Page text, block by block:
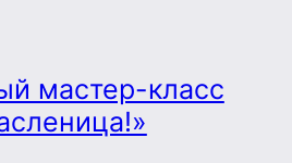
мастер-класс